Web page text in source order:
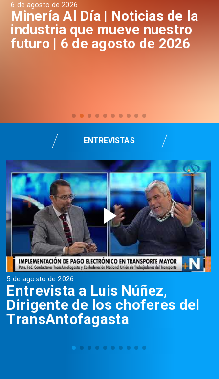
6 de agosto de 2026
Minería Al Día | Noticias de la
industria que mueve nuestro
futuro | 6 de agosto de 2026
5 de agosto de 2026
Entrevista a Luis Núñez,
Dirigente de los choferes del
TransAntofagasta
ENTREVISTAS